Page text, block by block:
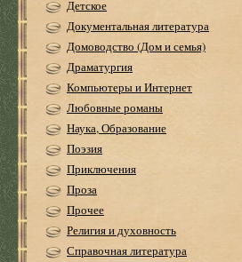
Детское
Документальная литература
Домоводство (Дом и семья)
Драматургия
Компьютеры и Интернет
Любовные романы
Наука, Образование
Поэзия
Приключения
Проза
Прочее
Религия и духовность
Справочная литература